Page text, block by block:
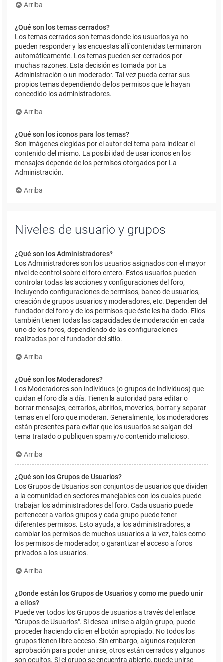
Arriba
¿Qué son los temas cerrados?
Los temas cerrados son temas donde los usuarios ya no
pueden responder y las encuestas allí contenidas terminaron
automáticamente. Los temas pueden ser cerrados por
muchas razones. Esta decisión es tomada por La
Administración o un moderador. Tal vez pueda cerrar sus
propios temas dependiendo de los permisos que le hayan
concedido los administradores.
Arriba
¿Qué son los iconos para los temas?
Son imágenes elegidas por el autor del tema para indicar el
contenido del mismo. La posibilidad de usar iconos en los
mensajes depende de los permisos otorgados por La
Administración.
Arriba
Niveles de usuario y grupos
¿Qué son los Administradores?
Los Administradores son los usuarios asignados con el mayor
nivel de control sobre el foro entero. Estos usuarios pueden
controlar todas las acciones y configuraciones del foro,
incluyendo configuraciones de permisos, baneo de usuarios,
creación de grupos usuarios y moderadores, etc. Dependen del
fundador del foro y de los permisos que éste les ha dado. Ellos
también tienen todas las capacidades de moderación en cada
uno de los foros, dependiendo de las configuraciones
realizadas por el fundador del sitio.
Arriba
¿Qué son los Moderadores?
Los Moderadores son individuos (o grupos de individuos) que
cuidan el foro día a día. Tienen la autoridad para editar o
borrar mensajes, cerrarlos, abrirlos, moverlos, borrar y separar
temas en el foro que moderan. Generalmente, los moderadores
están presentes para evitar que los usuarios se salgan del
tema tratado o publiquen spam y/o contenido malicioso.
Arriba
¿Qué son los Grupos de Usuarios?
Los Grupos de Usuarios son conjuntos de usuarios que dividen
a la comunidad en sectores manejables con los cuales puede
trabajar los administradores del foro. Cada usuario puede
pertenecer a varios grupos y cada grupo puede tener
diferentes permisos. Esto ayuda, a los administradores, a
cambiar los permisos de muchos usuarios a la vez, tales como
los permisos de moderador, o garantizar el acceso a foros
privados a los usuarios.
Arriba
¿Donde están los Grupos de Usuarios y como me puedo unir
a ellos?
Puede ver todos los Grupos de usuarios a través del enlace
"Grupos de Usuarios". Si desea unirse a algún grupo, puede
proceder haciendo clic en el botón apropiado. No todos los
grupos tienen libre acceso. Sin embargo, algunos requieren
aprobación para poder unirse, otros están cerrados y algunos
son ocultos. Si el grupo se encuentra abierto, puede unirse